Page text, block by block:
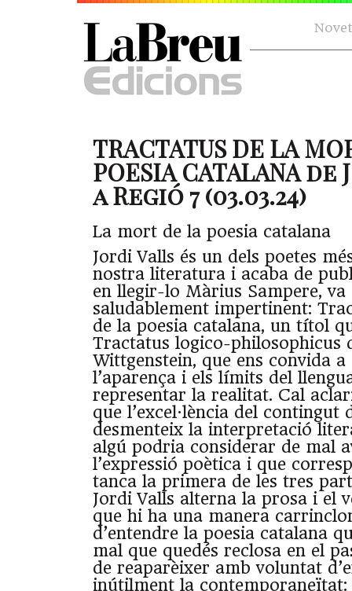
TRACTATUS DE LA
POESIA CATALANA
a Regió 7 (03.03.24)
La mort de la poesia catalana
Jordi Valls és un dels poetes
nostra literatura i acaba de
en llegir-lo Màrius Sampere,
saludablement impertinent:
de la poesia catalana, un títol
Tractatus logico-philosophicus
Wittgenstein, que ens convida
l’aparença i els límits del
representar la realitat. Cal
que l’excel·lència del contingut
desmenteix la interpretació
algú podria considerar de mal
l’expressió poètica i que
tanca la primera de les tres
Jordi Valls alterna la prosa i el
que hi ha una manera
d’entendre la poesia catalana
mal que quedés reclosa en el
de reaparèixer amb voluntat
inútilment la contemporaneïtat: